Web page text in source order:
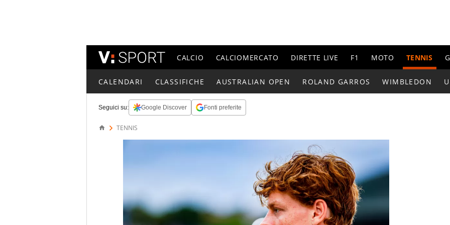
CALCIO CALCIOMERCATO DIRETTE LIVE F1 MOTO TENNIS
CALENDARI CLASSIFICHE AUSTRALIAN OPEN ROLAND GARROS WIMBLEDON
Seguici su: Google Discover Fonti preferite
TENNIS